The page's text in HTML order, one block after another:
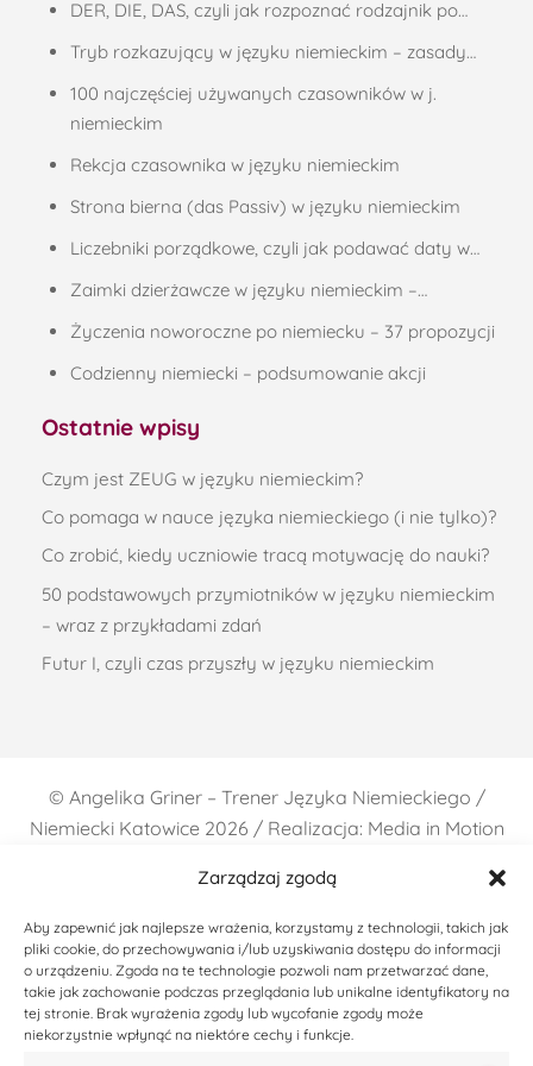
Zarządzaj zgodą
Aby zapewnić jak najlepsze wrażenia, korzystamy z technologii, takich jak
pliki cookie, do przechowywania i/lub uzyskiwania dostępu do informacji
o urządzeniu. Zgoda na te technologie pozwoli nam przetwarzać dane,
takie jak zachowanie podczas przeglądania lub unikalne identyfikatory na
tej stronie. Brak wyrażenia zgody lub wycofanie zgody może
niekorzystnie wpłynąć na niektóre cechy i funkcje.
DER, DIE, DAS, czyli jak rozpoznać rodzajnik po…
Tryb rozkazujący w języku niemieckim – zasady…
100 najczęściej używanych czasowników w j.
niemieckim
Rekcja czasownika w języku niemieckim
Strona bierna (das Passiv) w języku niemieckim
Liczebniki porządkowe, czyli jak podawać daty w…
Zaimki dzierżawcze w języku niemieckim –…
Życzenia noworoczne po niemiecku – 37 propozycji
Codzienny niemiecki – podsumowanie akcji
Ostatnie wpisy
Czym jest ZEUG w języku niemieckim?
Co pomaga w nauce języka niemieckiego (i nie tylko)?
Co zrobić, kiedy uczniowie tracą motywację do nauki?
50 podstawowych przymiotników w języku niemieckim
– wraz z przykładami zdań
Futur I, czyli czas przyszły w języku niemieckim
© Angelika Griner – Trener Języka Niemieckiego /
Niemiecki Katowice2026 / Realizacja: Media in Motion